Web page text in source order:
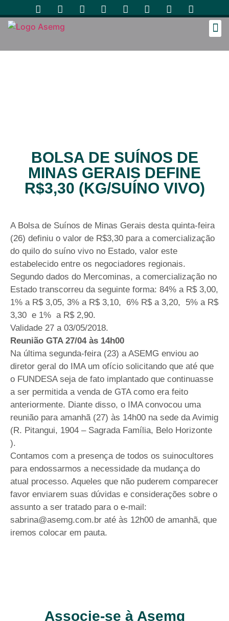
BOLSA DE SUÍNOS DE
MINAS GERAIS DEFINE
R$3,30 (KG/SUÍNO VIVO)
A Bolsa de Suínos de Minas Gerais desta quinta-feira
(26) definiu o valor de R$3,30 para a comercialização
do quilo do suíno vivo no Estado, valor este
estabelecido entre os negociadores regionais.
Segundo dados do Mercominas, a comercialização no
Estado transcorreu da seguinte forma: 84% a R$ 3,00,
1% a R$ 3,05, 3% a R$ 3,10, 6% R$ a 3,20, 5% a R$
3,30 e 1% a R$ 2,90.
Validade 27 a 03/05/2018.
Reunião GTA 27/04 às 14h00
Na última segunda-feira (23) a ASEMG enviou ao
diretor geral do IMA um ofício solicitando que até que
o FUNDESA seja de fato implantado que continuasse
a ser permitida a venda de GTA como era feito
anteriormente. Diante disso, o IMA convocou uma
reunião para amanhã (27) às 14h00 na sede da Avimig
(R. Pitangui, 1904 – Sagrada Família, Belo Horizonte
).
Contamos com a presença de todos os suinocultores
para endossarmos a necessidade da mudança do
atual processo. Aqueles que não puderem comparecer
favor enviarem suas dúvidas e considerações sobre o
assunto a ser tratado para o e-mail:
sabrina@asemg.com.br até às 12h00 de amanhã, que
iremos colocar em pauta.
Associe-se à Asemg